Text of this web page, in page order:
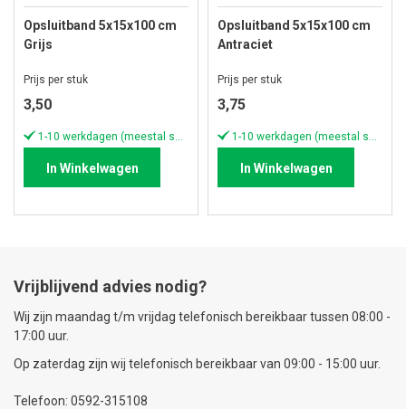
Opsluitband 5x15x100 cm
Grijs
Prijs per stuk
3,50
In Winkelwagen
Opsluitband 5x15x100 cm
Antraciet
Prijs per stuk
3,75
In Winkelwagen
Vrijblijvend advies nodig?
Wij zijn maandag t/m vrijdag telefonisch bereikbaar tussen 08:00 -
17:00 uur.
Op zaterdag zijn wij telefonisch bereikbaar van 09:00 - 15:00 uur.
Telefoon: 0592-315108